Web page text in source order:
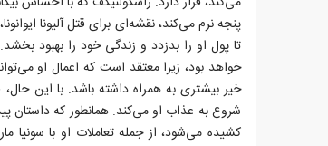
پنجه نرم می‌کند، نقشه‌ای برای قتل آلیونا
تا پول او را بدزدد و زندگی خود را بهبود
خواهد بود، زیرا معتقد است که اعمال او
خیر بیشتری به همراه داشته باشد. با این
شروع به عذاب او می‌کند. همانطور که داستان
کشیده می‌شود، از جمله تعاملات او با سونیا